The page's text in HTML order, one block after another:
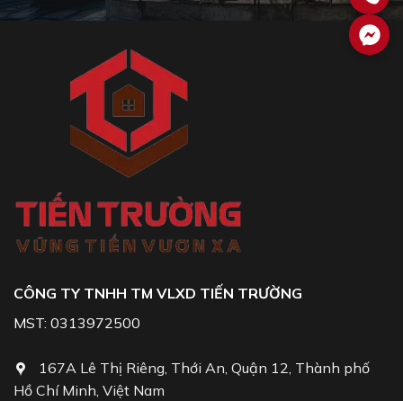
CÔNG TY TNHH TM VLXD TIẾN TRƯỜNG
MST: 0313972500
167A Lê Thị Riêng, Thới An, Quận 12, Thành phố
Hồ Chí Minh, Việt Nam